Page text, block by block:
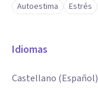
Autoestima
Estrés
Idiomas
Castellano (Español)